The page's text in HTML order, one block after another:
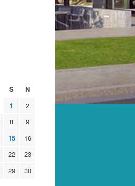
S
N
1
2
8
9
15
16
22
23
29
30